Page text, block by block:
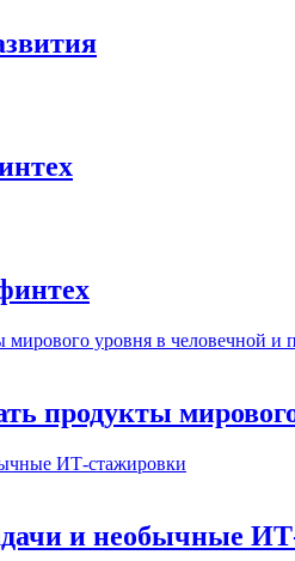
продукты
и необычные